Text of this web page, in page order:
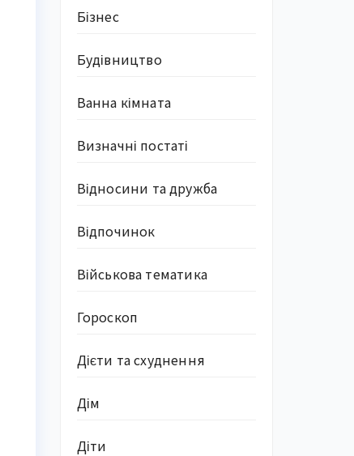
Бізнес
Будівництво
Ванна кімната
Визначні постаті
Відносини та дружба
Відпочинок
Військова тематика
Гороскоп
Дієти та схуднення
Дім
Діти